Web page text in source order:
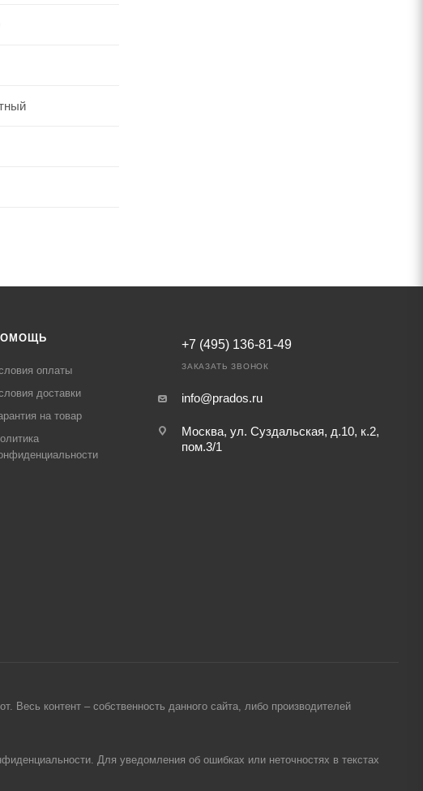
оплаты
доставки
на товар
+7 (495) 136-81-49
ЗАКАЗАТЬ ЗВОНОК
info@prados.ru
Москва, ул. Суздальская, д.10, к.2,
пом.3/1
контент – собственность данного сайта, либо производителей
Для уведомления об ошибках или неточностях в текстах